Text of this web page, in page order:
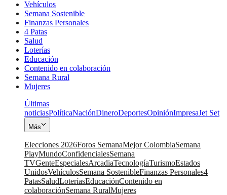
Vehículos
Semana Sostenible
Finanzas Personales
4 Patas
Salud
Loterías
Educación
Contenido en colaboración
Semana Rural
Mujeres
Últimas
noticiasPolíticaNaciónDineroDeportesOpiniónImpresaJet Set
Más
Elecciones 2026Foros SemanaMejor ColombiaSemana
PlayMundoConfidencialesSemana
TVGenteEspecialesArcadiaTecnologíaTurismoEstados
UnidosVehículosSemana SostenibleFinanzas Personales4
PatasSaludLoteríasEducaciónContenido en
colaboraciónSemana RuralMujeres